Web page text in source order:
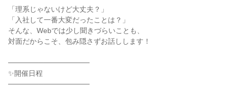
「理系じゃないけど大丈夫？」
「入社して一番大変だったことは？」
そんな、Webでは少し聞きづらいことも、
対面だからこそ、包み隠さずお話しします！
────────────────
✨開催日程
────────────────